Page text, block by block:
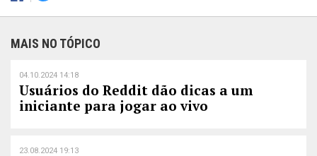
MAIS NO TÓPICO
04.10.2024 14:18
Usuários do Reddit dão dicas a um
iniciante para jogar ao vivo
23.08.2024 19:13